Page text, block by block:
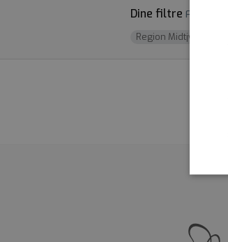
Dine filtre Fjern alle
Region Midtjylland